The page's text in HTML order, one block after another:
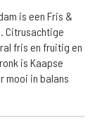
is een Fris &
Citrusachtige
fris en fruitig en
is Kaapse
mooi in balans